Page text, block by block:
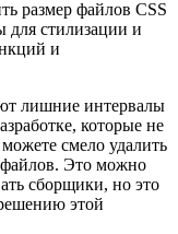
размер файлов CSS
для стилизации и
и
лишние интервалы
которые не
смело удалить
Это можно
сборщики, но это
этой